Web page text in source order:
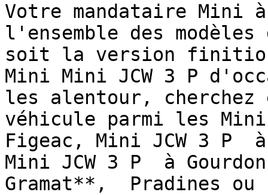
Votre mandataire Mini
l'ensemble des
soit la version
Mini Mini JCW 3 P
les alentour,
véhicule parmi les Mini
Figeac, Mini JCW 3 P
Mini JCW 3 P  à
Gramat**,  Pradines